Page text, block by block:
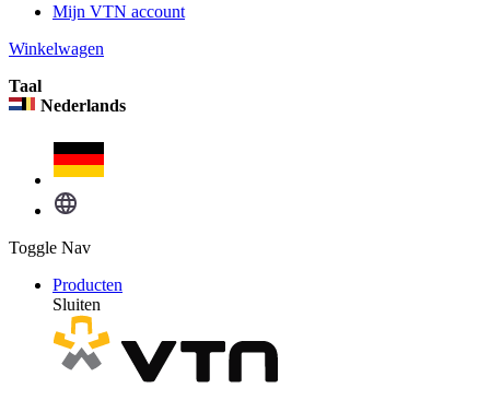
Mijn VTN account
Winkelwagen
Taal
Nederlands
Toggle Nav
Producten
Sluiten